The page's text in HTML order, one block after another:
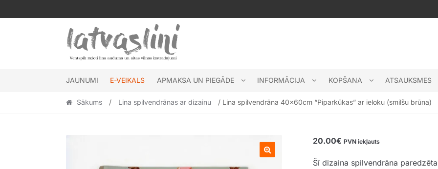
to
navigation
to
content
JAUNUMI E-VEIKALS APMAKSA UN PIEGĀDE INFORMĀCIJA KOPŠANA ATSAUKSMES
Sākums / Lina spilvendrānas ar dizainu / Lina spilvendrāna 40x60cm “Piparkūkas” ar ieloku (smilšu brūna)
20.00€ PVN iekļauts
Šī dizaina spilvendrāna